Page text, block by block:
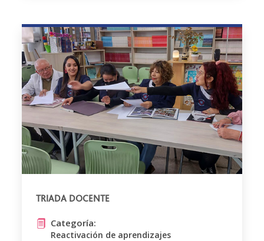
TRIADA DOCENTE
Categoría:
Reactivación de aprendizajes